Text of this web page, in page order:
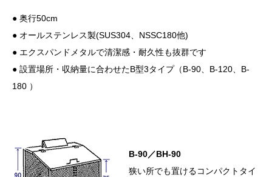
● 奥行50cm
● オールステンレス製(SUS304、NSSC180他)
● エクスパンドメタルで清潔感・耐久性も抜群です
● 設置場所・収納量に合わせたB型3タイプ（B-90、B-120、B-
180 ）
B-90／BH-90
狭い所でも置けるコンパクトタイ